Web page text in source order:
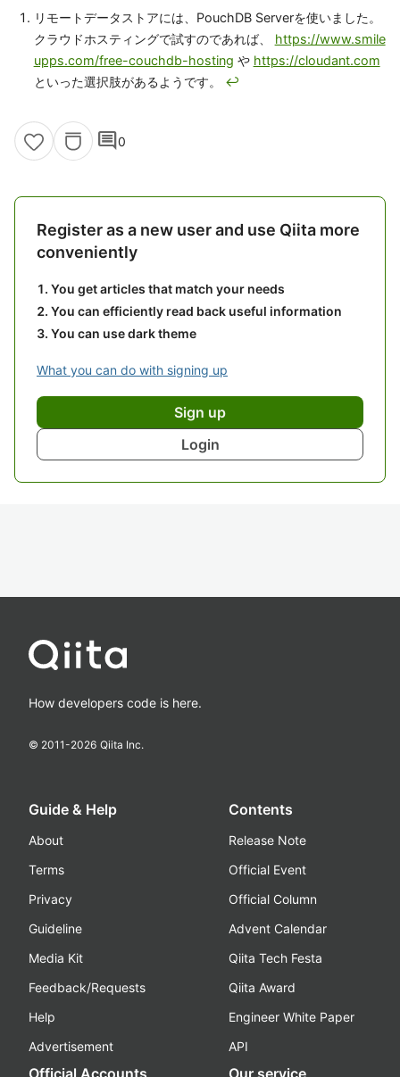
リモートデータストアには、PouchDB Serverを使いました。
クラウドホスティングで試すのであれば、 https://www.smile
upps.com/free-couchdb-hosting や https://cloudant.com
といった選択肢があるようです。 ↩
comment0
Register as a new user and use Qiita more
conveniently
You get articles that match your needs
You can efficiently read back useful information
You can use dark theme
What you can do with signing up
Sign up
Login
How developers code is here.
© 2011-2026 Qiita Inc.
Guide & Help
About
Terms
Privacy
Guideline
Media Kit
Feedback/Requests
Help
Advertisement
Contents
Release Note
Official Event
Official Column
Advent Calendar
Qiita Tech Festa
Qiita Award
Engineer White Paper
API
Official Accounts Our service